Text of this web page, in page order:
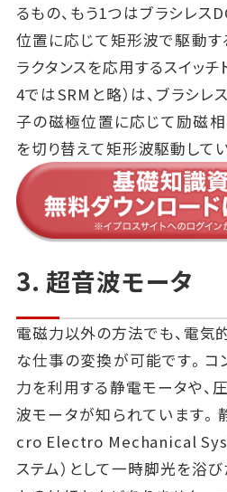
るもの、もう1つはブラシレス
位置に応じて矩形波で駆動す
ラクタンスを応用するスイッチ
4ではSRMと略）は、ブラシレ
子の磁極位置に応じて励磁相
を切り替えて矩形波駆動してい
3. 超音波モータ
電磁力以外の方法でも、電気
な仕事の変換が可能です。コ
力を利用する静電モータや、
波モータが知られています。
cro Electro Mechanical
ステム）として一時脚光を浴